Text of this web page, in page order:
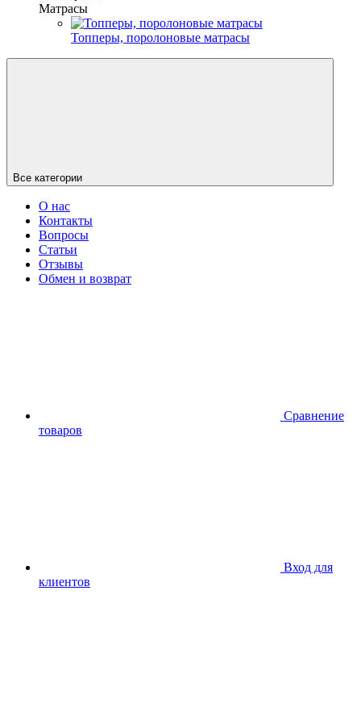
Матрасы
Топперы, поролоновые матрасы
Все категории
О нас
Контакты
Вопросы
Статьи
Отзывы
Обмен и возврат
Сравнение
товаров
Вход для
клиентов